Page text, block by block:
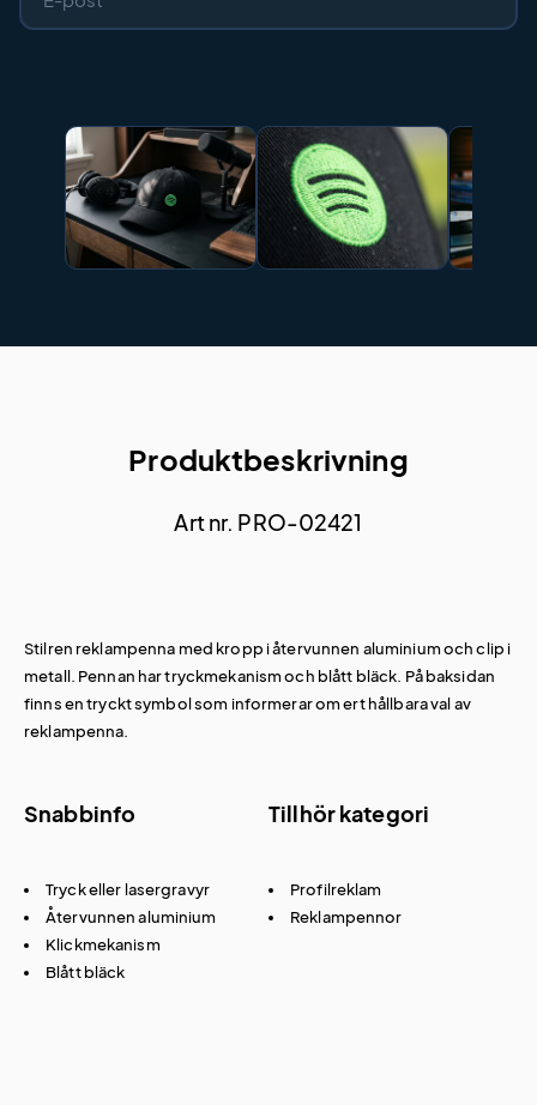
Produktbeskrivning
Art nr. PRO-02421
Stilren reklampenna med kropp i återvunnen aluminium och clip i
metall. Pennan har tryckmekanism och blått bläck. På baksidan
finns en tryckt symbol som informerar om ert hållbara val av
reklampenna.
Snabbinfo
Tryck eller lasergravyr
Återvunnen aluminium
Klickmekanism
Blått bläck
Tillhör kategori
Profilreklam
Reklampennor